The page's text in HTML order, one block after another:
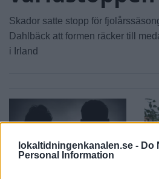
lokaltidningenkanalen.se - Do
Personal Information
Skador satte stopp för
Dahlbäck att formen räcker till
i Irland